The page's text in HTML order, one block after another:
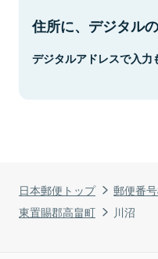
日本郵便トップ 郵便番
東置賜郡高畠町
川沼
住所に、デジタル
デジタルアドレスで入力